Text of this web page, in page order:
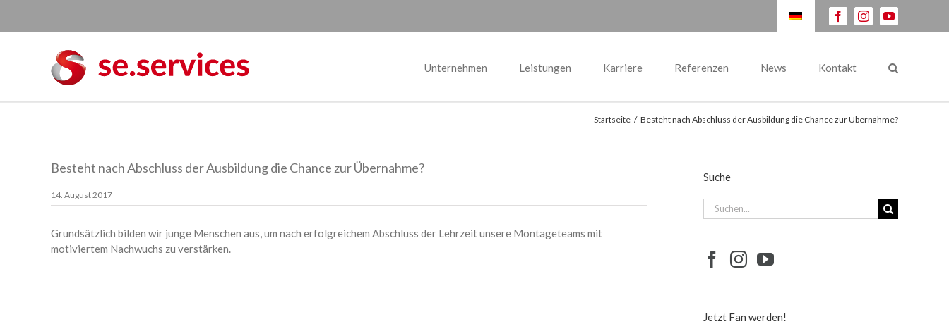
facebookinstagramyoutube
Unternehmen Leistungen Karriere Referenzen News Kontakt
Startseite / Besteht nach Abschluss der Ausbildung die Chance zur Übernahme?
Besteht nach Abschluss der Ausbildung die Chance zur Übernahme?
14. August 2017
Grundsätzlich bilden wir junge Menschen aus, um nach erfolgreichem Abschluss der Lehrzeit unsere Montageteams mit
motiviertem Nachwuchs zu verstärken.
Suche
Suche
nach:
Jetzt Fan werden!